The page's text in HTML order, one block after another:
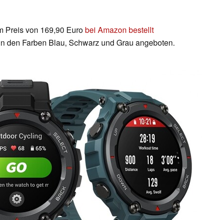
Preis von 169,90 Eurobei Amazon bestellt
den Farben Blau, Schwarz und Grau angeboten.